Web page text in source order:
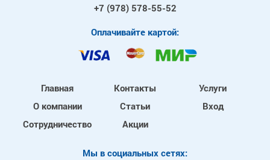
+7 (978) 578-55-52
Оплачивайте картой:
Главная
О компании
Сотрудничество
Контакты
Статьи
Акции
Услуги
Вход
Mы в социальных сетях: